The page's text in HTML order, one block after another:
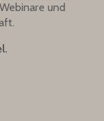
und